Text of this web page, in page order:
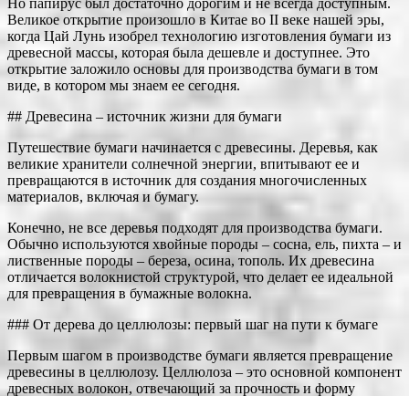
Великое открытие произошло в Китае во II веке нашей эры,
когда Цай Лунь изобрел технологию изготовления бумаги из
древесной массы, которая была дешевле и доступнее. Это
открытие заложило основы для производства бумаги в том
виде, в котором мы знаем ее сегодня.
## Древесина – источник жизни для бумаги
Путешествие бумаги начинается с древесины. Деревья, как
великие хранители солнечной энергии, впитывают ее и
превращаются в источник для создания многочисленных
материалов, включая и бумагу.
Конечно, не все деревья подходят для производства бумаги.
Обычно используются хвойные породы – сосна, ель, пихта – и
лиственные породы – береза, осина, тополь. Их древесина
отличается волокнистой структурой, что делает ее идеальной
для превращения в бумажные волокна.
### От дерева до целлюлозы: первый шаг на пути к бумаге
Первым шагом в производстве бумаги является превращение
древесины в целлюлозу. Целлюлоза – это основной компонент
древесных волокон, отвечающий за прочность и форму